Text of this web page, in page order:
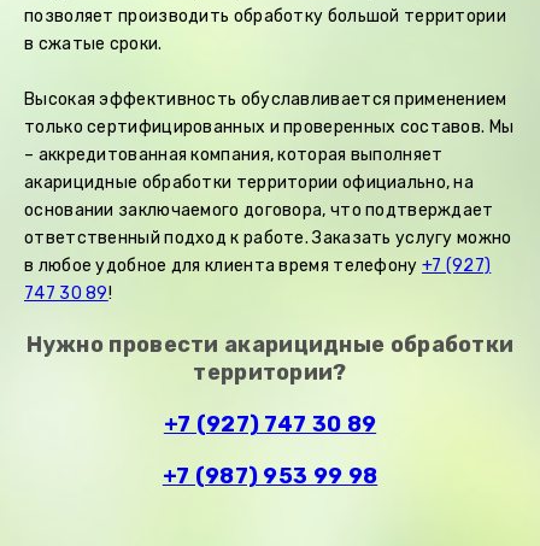
позволяет производить обработку большой территории
в сжатые сроки.
Высокая эффективность обуславливается применением
только сертифицированных и проверенных составов. Мы
– аккредитованная компания, которая выполняет
акарицидные обработки территории официально, на
основании заключаемого договора, что подтверждает
ответственный подход к работе. Заказать услугу можно
в любое удобное для клиента время телефону +7 (927)
747 30 89!
Нужно провести акарицидные обработки
территории?
+7 (927) 747 30 89
+7 (987) 953 99 98